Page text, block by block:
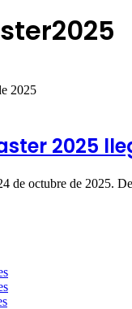
2025
2025
de octubre de 2025.